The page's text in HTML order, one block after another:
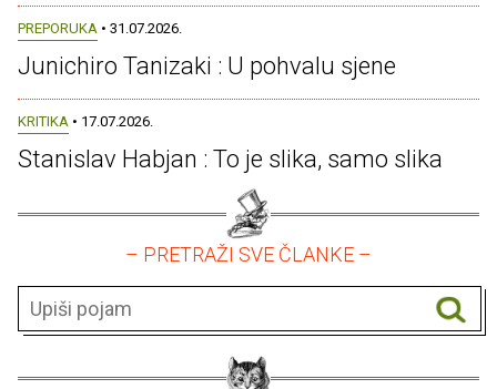
PREPORUKA • 31.07.2026.
Junichiro Tanizaki : U pohvalu sjene
KRITIKA • 17.07.2026.
Stanislav Habjan : To je slika, samo slika
– PRETRAŽI SVE ČLANKE –